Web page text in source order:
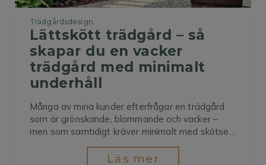
Trädgårdsdesign
Lättskött trädgård – så
skapar du en vacker
trädgård med minimalt
underhåll
Många av mina kunder efterfrågar en trädgård
som är grönskande, blommande och vacker –
men som samtidigt kräver minimalt med skötsel.
Det kan låta som en motsägelse, men med rätt
planering är det absolut möjligt.Det är också
Läs mer